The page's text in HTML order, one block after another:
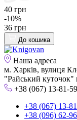
40 грн
-10%
36 грн
До кошика
Наша адреса
м. Харків, вулиця
"Райський куточок"
+38 (067) 13-81-
+38 (067) 13-
+38 (096) 62-